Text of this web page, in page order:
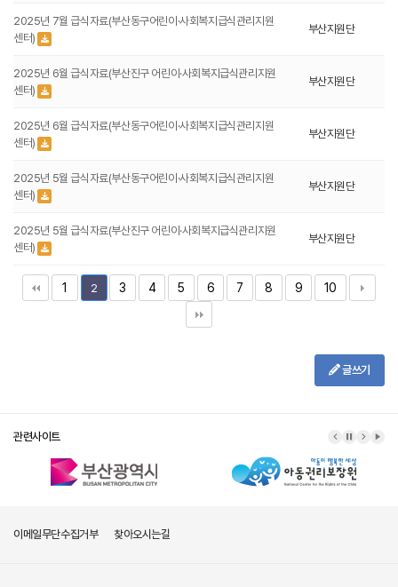
2025년 7월 급식자료(부산동구어린이·사회복지급식관리지원
센터)
부산지원단
2025년 6월 급식자료(부산진구 어린이·사회복지급식관리지원
센터)
부산지원단
2025년 6월 급식자료(부산동구어린이·사회복지급식관리지원
센터)
부산지원단
2025년 5월 급식자료(부산동구어린이·사회복지급식관리지원
센터)
부산지원단
2025년 5월 급식자료(부산진구 어린이·사회복지급식관리지원
센터)
부산지원단
1 2 3 4 5 6 7 8 9 10
글쓰기
관련사이트
이메일무단수집거부 찾아오시는길